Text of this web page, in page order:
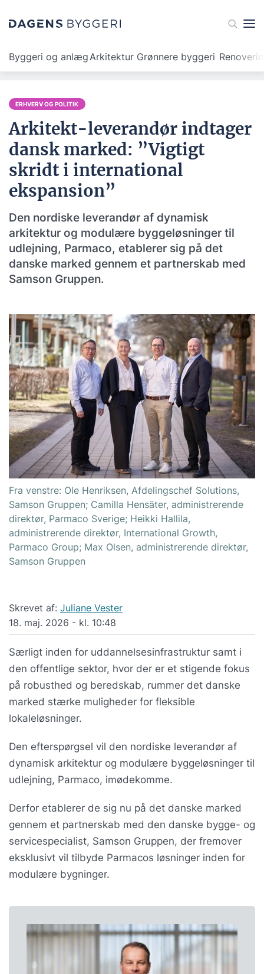
Byggeri og anlægArkitektur Grønnere byggeri
ERHVERV OG POLITIK
Arkitekt-leverandør indtager
dansk marked: ”Vigtigt
skridt i international
ekspansion”
Den nordiske leverandør af dynamisk
arkitektur og modulære byggeløsninger til
udlejning, Parmaco, etablerer sig på det
danske marked gennem et partnerskab med
Samson Gruppen.
Fra venstre: Ole Henriksen, Afdelingschef Solutions,
Samson Gruppen; Camilla Hensäter, administrerende
direktør, Parmaco Sverige; Heikki Hallila,
administrerende direktør, International Growth,
Parmaco Group; Max Olsen, administrerende direktør,
Samson Gruppen
Skrevet af: Juliane Vester
18. maj. 2026 - kl. 10:48
Særligt inden for uddannelsesinfrastruktur samt i
den offentlige sektor, hvor der er et stigende fokus
på robusthed og beredskab, rummer det danske
marked stærke muligheder for fleksible
lokaleløsninger.
Den efterspørgsel vil den nordiske leverandør af
dynamisk arkitektur og modulære byggeløsninger til
udlejning, Parmaco, imødekomme.
Derfor etablerer de sig nu på det danske marked
gennem et partnerskab med den danske bygge- og
servicespecialist, Samson Gruppen, der fremover
eksklusivt vil tilbyde Parmacos løsninger inden for
modulære bygninger.